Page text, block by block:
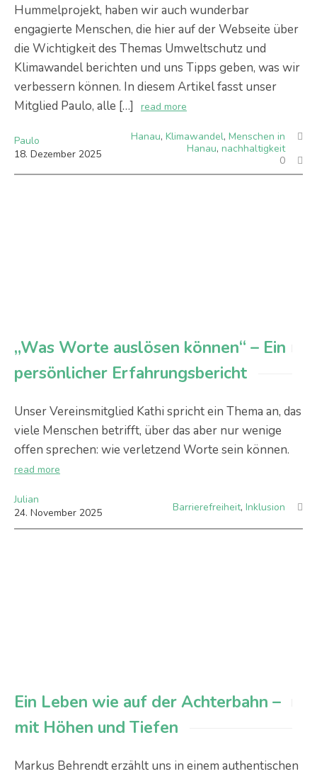
Hummelprojekt, haben wir auch wunderbar
engagierte Menschen, die hier auf der Webseite über
die Wichtigkeit des Themas Umweltschutz und
Klimawandel berichten und uns Tipps geben, was wir
verbessern können. In diesem Artikel fasst unser
Mitglied Paulo, alle […]
read more
Paulo
18. Dezember 2025
Hanau, Klimawandel, Menschen in
Hanau, nachhaltigkeit
0
„Was Worte auslösen können“ – Ein
persönlicher Erfahrungsbericht
Unser Vereinsmitglied Kathi spricht ein Thema an, das
viele Menschen betrifft, über das aber nur wenige
offen sprechen: wie verletzend Worte sein können.
read more
Julian
24. November 2025 Barrierefreiheit, Inklusion
Ein Leben wie auf der Achterbahn –
mit Höhen und Tiefen
Markus Behrendt erzählt uns in einem authentischen